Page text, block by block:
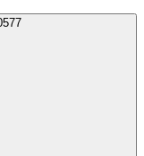
+7 (8442) 500577